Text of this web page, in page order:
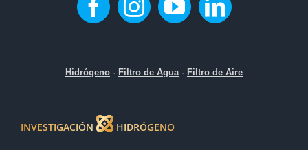
Hidrógeno · Filtro de Agua · Filtro de Aire
INVESTIGACIÓN HIDRÓGENO